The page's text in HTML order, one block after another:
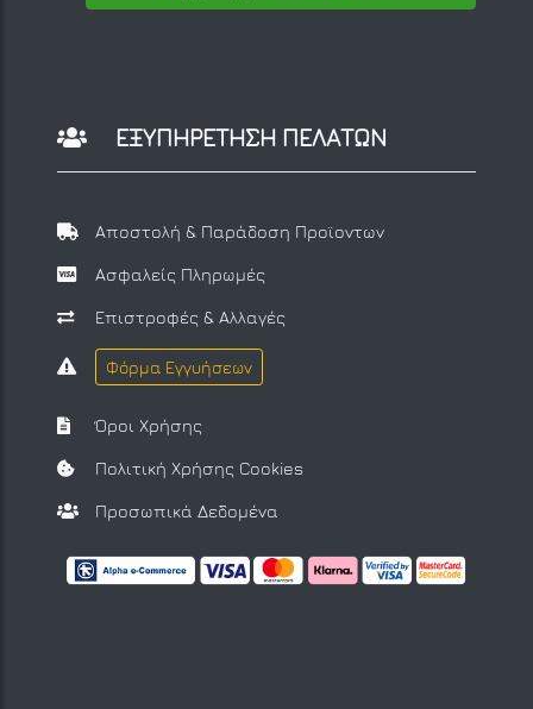
ΕΞΥΠΗΡΕΤΗΣΗ ΠΕΛΑΤΩΝ
Αποστολή & Παράδοση Προϊοντων
Ασφαλείς Πληρωμές
Επιστροφές & Αλλαγές
Φόρμα Εγγυήσεων
Όροι Χρήσης
Πολιτική Χρήσης Cookies
Προσωπικά Δεδομένα